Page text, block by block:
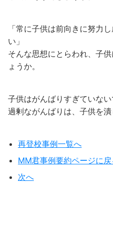
「常に子供は前向きに努力
い」
そんな思想にとらわれ、子
ょうか。
子供はがんばりすぎていない
過剰ながんばりは、子供を潰
再登校事例一覧へ
MM君事例要約ページに戻
次へ